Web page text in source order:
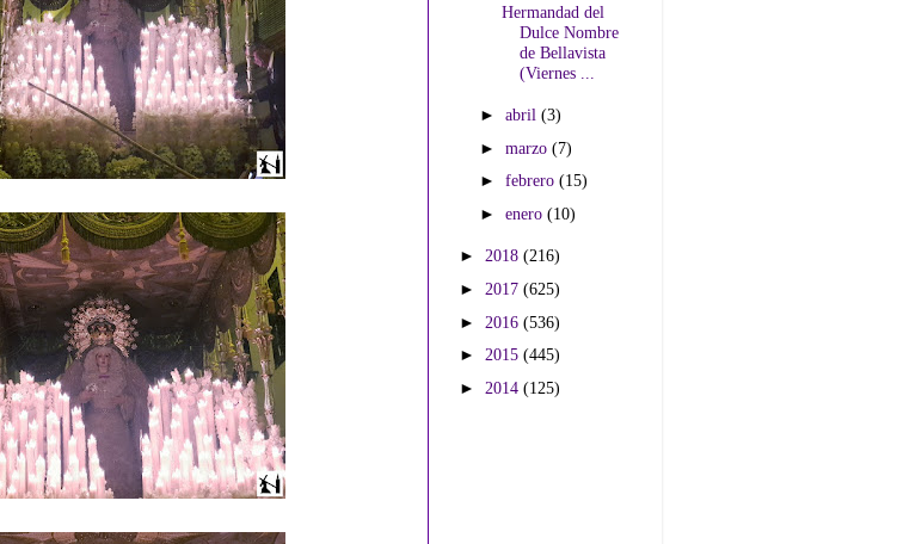
Hermandad del
Dulce Nombre
de Bellavista
(Viernes ...
►abril(3)
►marzo(7)
►febrero(15)
►enero(10)
► 2018 (216)
► 2017 (625)
► 2016 (536)
► 2015 (445)
► 2014 (125)